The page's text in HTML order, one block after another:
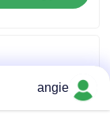
VR Show
angie